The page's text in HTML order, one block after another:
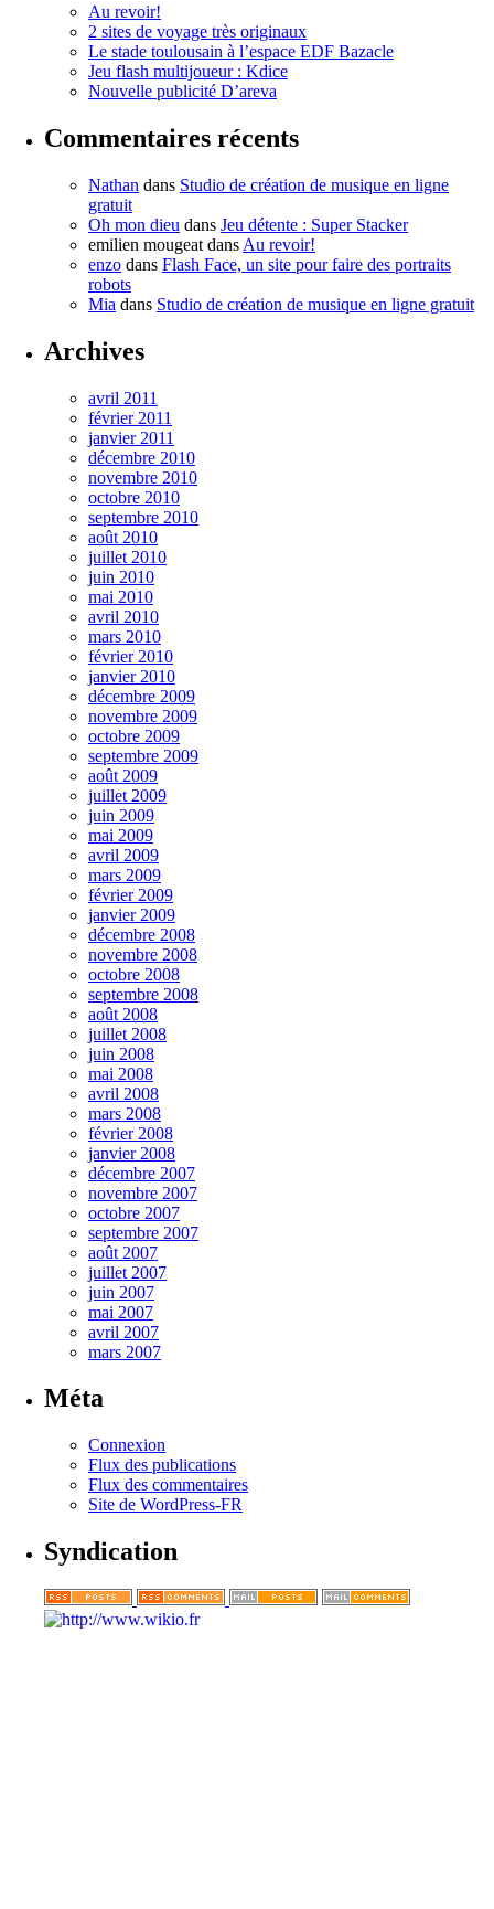
Au revoir!
2 sites de voyage très originaux
Le stade toulousain à l’espace EDF Bazacle
Jeu flash multijoueur : Kdice
Nouvelle publicité D’areva
Commentaires récents
Nathan dans Studio de création de musique en ligne
gratuit
Oh mon dieu dans Jeu détente : Super Stacker
emilien mougeat dans Au revoir!
enzo dans Flash Face, un site pour faire des portraits
robots
Mia dans Studio de création de musique en ligne gratuit
Archives
avril 2011
février 2011
janvier 2011
décembre 2010
novembre 2010
octobre 2010
septembre 2010
août 2010
juillet 2010
juin 2010
mai 2010
avril 2010
mars 2010
février 2010
janvier 2010
décembre 2009
novembre 2009
octobre 2009
septembre 2009
août 2009
juillet 2009
juin 2009
mai 2009
avril 2009
mars 2009
février 2009
janvier 2009
décembre 2008
novembre 2008
octobre 2008
septembre 2008
août 2008
juillet 2008
juin 2008
mai 2008
avril 2008
mars 2008
février 2008
janvier 2008
décembre 2007
novembre 2007
octobre 2007
septembre 2007
août 2007
juillet 2007
juin 2007
mai 2007
avril 2007
mars 2007
Méta
Connexion
Flux des publications
Flux des commentaires
Site de WordPress-FR
Syndication